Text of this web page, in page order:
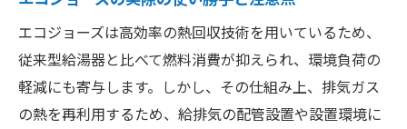
エコジョーズは高効率の熱回収技術を用いているため、
従来型給湯器と比べて燃料消費が抑えられ、環境負荷の
軽減にも寄与します。しかし、その仕組み上、排気ガス
の熱を再利用するため、給排気の配管設置や設置環境に